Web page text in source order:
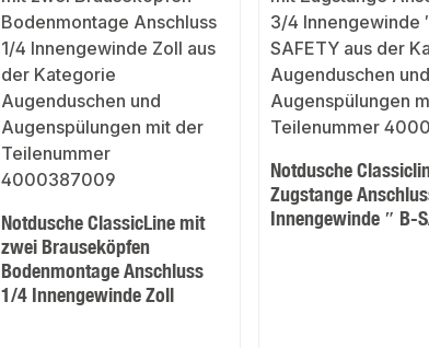
Notdusche ClassicLine mit
zwei Brauseköpfen
Bodenmontage Anschluss
1/4 Innengewinde Zoll
Notdusche
Zugstange
Innengewinde ″ B-